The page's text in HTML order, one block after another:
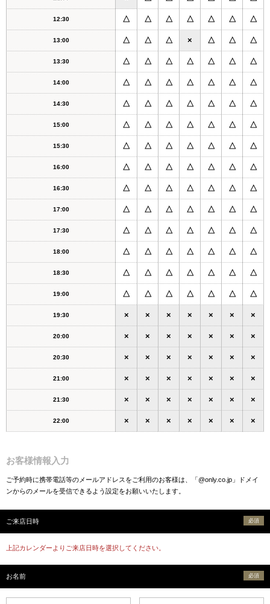
12:30 △ △ △ △ △ △ △
13:00 △ △ △ × △ △ △
13:30 △ △ △ △ △ △ △
14:00 △ △ △ △ △ △ △
14:30 △ △ △ △ △ △ △
15:00 △ △ △ △ △ △ △
15:30 △ △ △ △ △ △ △
16:00 △ △ △ △ △ △ △
16:30 △ △ △ △ △ △ △
17:00 △ △ △ △ △ △ △
17:30 △ △ △ △ △ △ △
18:00 △ △ △ △ △ △ △
18:30 △ △ △ △ △ △ △
19:00 △ △ △ △ △ △ △
19:30 × × × × × × ×
20:00 × × × × × × ×
20:30 × × × × × × ×
21:00 × × × × × × ×
21:30 × × × × × × ×
22:00 × × × × × × ×
お客様情報入力
ご予約時に携帯電話等のメールアドレスをご利用のお客様は、「@only.co.jp」ドメイ
ンからのメールを受信できるよう設定をお願いいたします。
ご来店日時 必須
上記カレンダーよりご来店日時を選択してください。
お名前 必須